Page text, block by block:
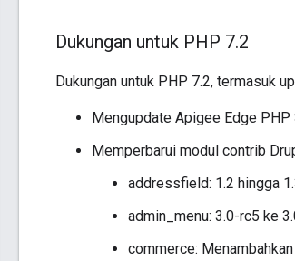
Dukungan untuk PHP 7.2
Dukungan untuk PHP 7.2, termasuk
Mengupdate Apigee Edge PHP
Memperbarui modul contrib
addressfield: 1.2 hingga
admin_menu: 3.0-rc5 ke
commerce: